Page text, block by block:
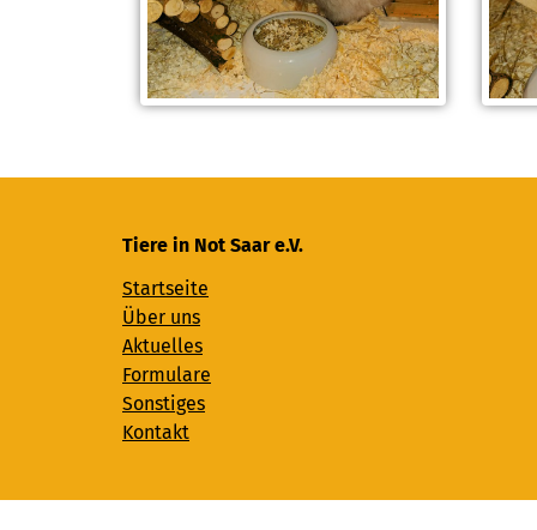
Tiere in Not Saar e.V.
Startseite
Über uns
Aktuelles
Formulare
Sonstiges
Kontakt